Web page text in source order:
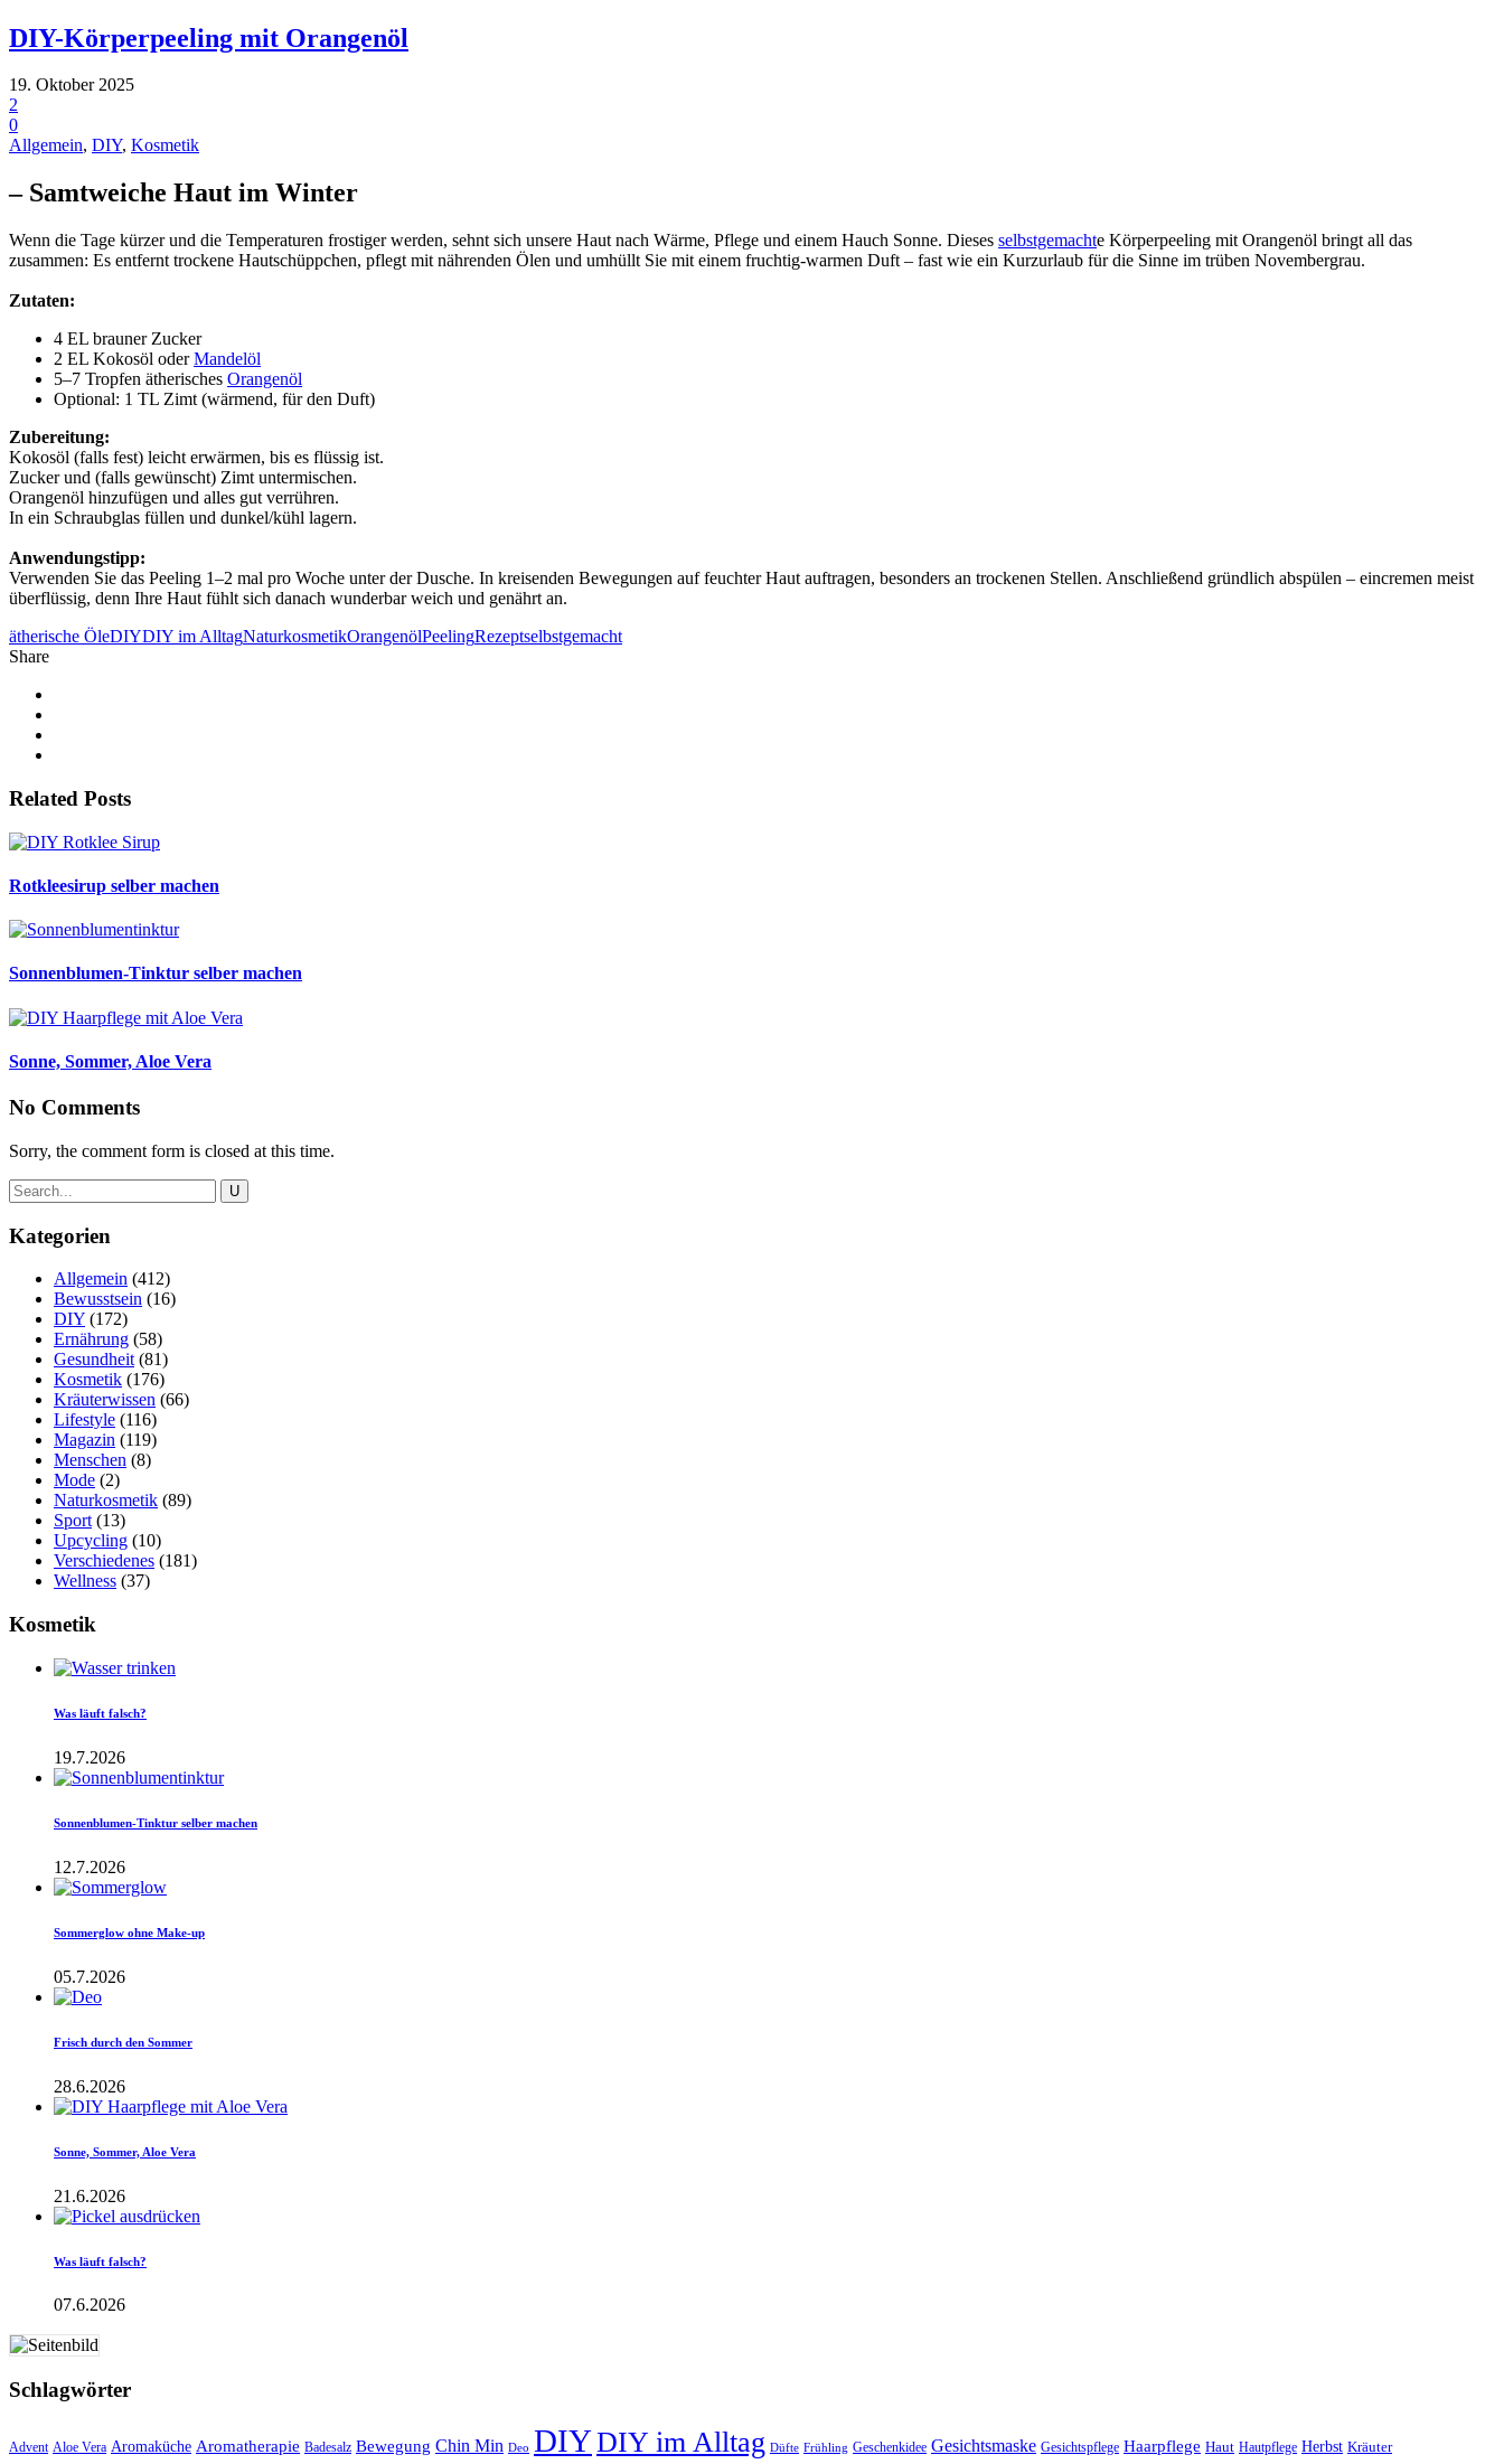
DIY-Körperpeeling mit Orangenöl
19. Oktober 2025
2
0
Allgemein, DIY, Kosmetik
– Samtweiche Haut im Winter
Wenn die Tage kürzer und die Temperaturen frostiger werden, sehnt sich unsere Haut nach Wärme, Pflege und einem Hauch Sonne. Dieses selbstgemachte Körperpeeling mit Orangenöl bringt all das
zusammen: Es entfernt trockene Hautschüppchen, pflegt mit nährenden Ölen und umhüllt Sie mit einem fruchtig-warmen Duft – fast wie ein Kurzurlaub für die Sinne im trüben Novembergrau.
Zutaten:
4 EL brauner Zucker
2 EL Kokosöl oderMandelöl
5–7 Tropfen ätherisches Orangenöl
Optional: 1 TL Zimt (wärmend, für den Duft)
Zubereitung:
Kokosöl (falls fest) leicht erwärmen, bis es flüssig ist.
Zucker und (falls gewünscht) Zimt untermischen.
Orangenöl hinzufügen und alles gut verrühren.
In ein Schraubglas füllen und dunkel/kühl lagern.
Anwendungstipp:
Verwenden Sie das Peeling 1–2 mal pro Woche unter der Dusche. In kreisenden Bewegungen auf feuchter Haut auftragen, besonders an trockenen Stellen. Anschließend gründlich abspülen – eincremen meist
überflüssig, denn Ihre Haut fühlt sich danach wunderbar weich und genährt an.
ätherische ÖleDIYDIY im AlltagNaturkosmetikOrangenölPeelingRezeptselbstgemacht
Share
Related Posts
Rotkleesirup selber machen
Sonnenblumen-Tinktur selber machen
Sonne, Sommer, Aloe Vera
No Comments
Sorry, the comment form is closed at this time.
Kategorien
Allgemein (412)
Bewusstsein (16)
DIY (172)
Ernährung (58)
Gesundheit(81)
Kosmetik (176)
Kräuterwissen (66)
Lifestyle (116)
Magazin (119)
Menschen (8)
Mode (2)
Naturkosmetik (89)
Sport(13)
Upcycling (10)
Verschiedenes (181)
Wellness (37)
Kosmetik
Was läuft falsch?
19.7.2026
Sonnenblumen-Tinktur selber machen
12.7.2026
Sommerglow ohne Make-up
05.7.2026
Frisch durch den Sommer
28.6.2026
Sonne, Sommer, Aloe Vera
21.6.2026
Was läuft falsch?
07.6.2026
Schlagwörter
Advent Aloe Vera Aromaküche Aromatherapie Badesalz Bewegung Chin Min Deo DIYDIY im Alltag Düfte Frühling Geschenkidee Gesichtsmaske Gesichtspflege Haarpflege Haut Hautpflege Herbst Kräuter